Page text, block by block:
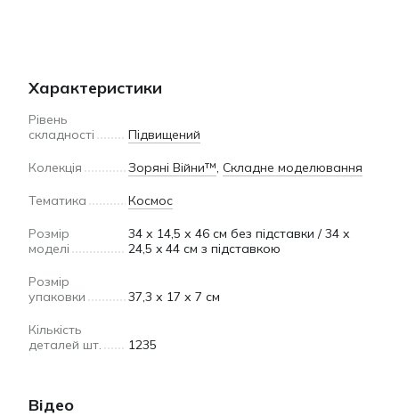
Характеристики
Рівень
складності
Підвищений
Колекція Зоряні Війни™, Складне моделювання
Тематика Космос
Розмір
моделі
34 х 14,5 х 46 см без підставки / 34 x
24,5 x 44 см з підставкою
Розмір
упаковки
37,3 х 17 х 7 см
Кількість
деталей шт.
1235
Відео